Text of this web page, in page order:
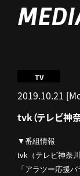
2019.10.21
TV
tvk（テレビ神奈
▼番組情報
tvk（テレビ神奈
「アラツー応援